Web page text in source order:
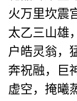
火万里坎震
太乙三山雄
户皓灵翁，
奔祝融，巨
虚空，掩曦